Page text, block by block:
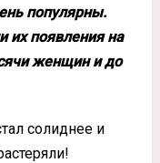
популярны.
появления на
женщин и до
солиднее и